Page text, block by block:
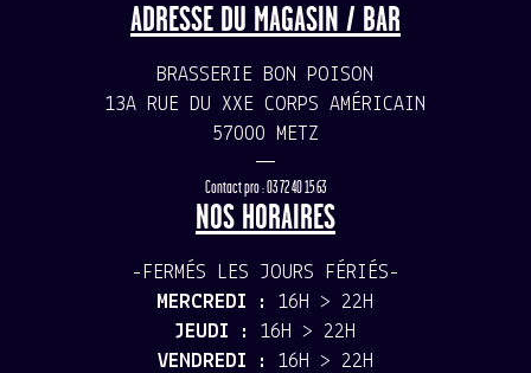
ADRESSE DU MAGASIN / BAR
BRASSERIE BON POISON
13A RUE DU XXE CORPS AMÉRICAIN
57000 METZ
—
Contact pro : 03 72 40 15 63
NOS HORAIRES
-FERMÉS LES JOURS FÉRIÉS-
MERCREDI : 16H > 22H
JEUDI : 16H > 22H
VENDREDI : 16H > 22H